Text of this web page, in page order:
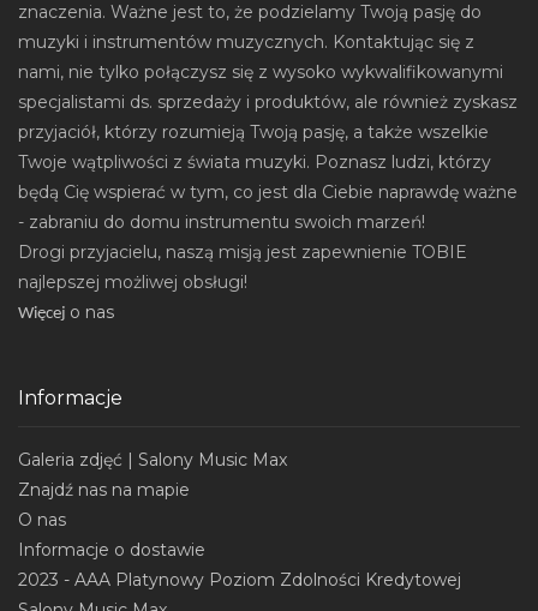
znaczenia. Ważne jest to, że podzielamy Twoją pasję do
muzyki i instrumentów muzycznych. Kontaktując się z
nami, nie tylko połączysz się z wysoko wykwalifikowanymi
specjalistami ds. sprzedaży i produktów, ale również zyskasz
przyjaciół, którzy rozumieją Twoją pasję, a także wszelkie
Twoje wątpliwości z świata muzyki. Poznasz ludzi, którzy
będą Cię wspierać w tym, co jest dla Ciebie naprawdę ważne
- zabraniu do domu instrumentu swoich marzeń!
Drogi przyjacielu, naszą misją jest zapewnienie TOBIE
najlepszej możliwej obsługi!
Więcej o nas
Informacje
Galeria zdjęć | Salony Music Max
Znajdź nas na mapie
O nas
Informacje o dostawie
2023 - AAA Platynowy Poziom Zdolności Kredytowej